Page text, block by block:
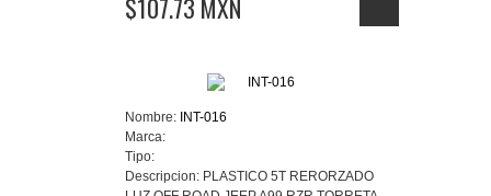
$107.73 MXN
Nombre: INT-016
Marca:
Tipo:
Descripcion: PLASTICO 5T RERORZADO